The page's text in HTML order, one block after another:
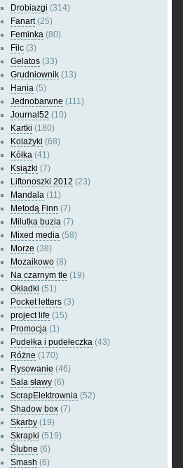
Drobiazgi (314)
Fanart(25)
Feminka (80)
Filc (3)
Gelatos (33)
Grudniownik (13)
Hania (5)
Jednobarwne (111)
Journal52 (10)
Kartki (180)
Kolażyki (68)
Kółka (41)
Książki (7)
Liftonoszki 2012 (23)
Mandala (11)
Metodą Finn (7)
Milutka buzia (7)
Mixed media (58)
Morze (38)
Mozaikowo (8)
Na czarnym tle (19)
Okładki (51)
Pocket letters (3)
project life (15)
Promocja (1)
Pudełka i pudełeczka (43)
Różne (170)
Rysowanie (46)
Sala sławy (6)
ScrapElektrownia (52)
Shadow box (7)
Skarby (19)
Skrapki (519)
Ślubne (6)
Smash (6)